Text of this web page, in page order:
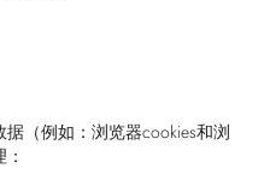
（例如：浏览器cookies和浏